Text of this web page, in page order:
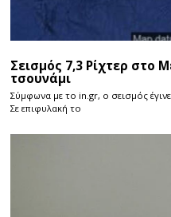
Σεισμός 7,3 Ρίχτερ στο
τσουνάμι
Σύμφωνα με το in.gr, ο σεισμός έγινε
Σε επιφυλακή το